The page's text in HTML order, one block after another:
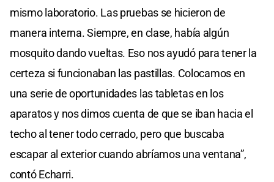
mismo laboratorio. Las pruebas se hicieron de
manera interna. Siempre, en clase, había algún
mosquito dando vueltas. Eso nos ayudó para tener la
certeza si funcionaban las pastillas. Colocamos en
una serie de oportunidades las tabletas en los
aparatos y nos dimos cuenta de que se iban hacia el
techo al tener todo cerrado, pero que buscaba
escapar al exterior cuando abríamos una ventana”,
contó Echarri.